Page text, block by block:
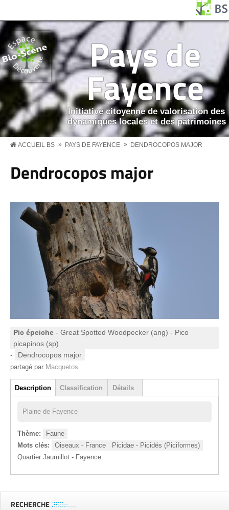
Pays de
Fayence
Initiative citoyenne de valorisation des
dynamiques locales et des patrimoines
BS MENU
ACCUEIL BS » PAYS DE FAYENCE » DENDROCOPOS MAJOR
Dendrocopos major
Pic épeiche - Great Spotted Woodpecker (ang) - Pico
picapinos (sp)
-
Dendrocopos major
partagé par Macquetos
Groupe
Description
(onglet actif)
Classification Détails
Plaine de Fayence
Thème:
Faune
Mots clés:
Oiseaux - France
Picidae - Picidés (Piciformes)
Quartier Jaumillot - Fayence.
RECHERCHE